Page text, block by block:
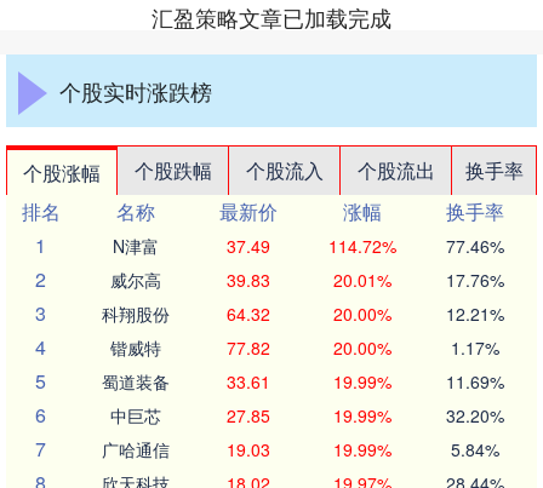
汇盈策略文章已加载完成
个股实时涨跌榜
个股涨幅 个股跌幅 个股流入 个股流出
换手率
排名
名称 最新价 涨幅
换手率
1
N津富 37.49 114.72% 77.46%
2 威尔高 39.83 20.01% 17.76%
3 科翔股份 64.32 20.00% 12.21%
4 锴威特 77.82 20.00% 1.17%
5 蜀道装备 33.61 19.99% 11.69%
6 中巨芯 27.85 19.99% 32.20%
7 广哈通信 19.03 19.99% 5.84%
欣天科技 18.02 19.97% 28.44%